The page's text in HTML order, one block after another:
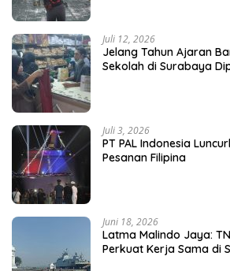
Juli 12, 2026
Jelang Tahun Ajaran
Sekolah di Surabaya
Juli 3, 2026
PT PAL Indonesia
Pesanan Filipina
Juni 18, 2026
Latma Malindo Jaya:
Perkuat Kerja Sama di